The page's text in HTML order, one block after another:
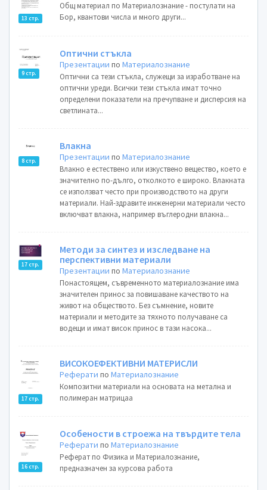
13 стр.
Общ материал по Материалознание - постулати на
Бор, квантови числа и много други...
9 стр.
Оптични стъкла
Презентации поМатериалознание
Оптични са тези стъкла, служещи за изработване на
оптични уреди. Всички тези стъкла имат точно
определени показатели на пречупване и дисперсия на
светлината...
8 стр.
Влакна
Презентации поМатериалознание
Влакно е естествено или изкуствено вещество, което е
значително по-дълго, отколкото е широко. Влакната
се използват често при производството на други
материали. Най-здравите инженерни материали често
включват влакна, например въглеродни влакна...
17 стр.
Методи за синтез и изследване на
перспективни материали
Презентации поМатериалознание
Понастоящем, съвременното материалознание има
значителен принос за повишаване качеството на
живот на обществото. Без съмнение, новите
материали и методите за тяхното получаване са
водещи и имат висок принос в тази насока...
17 стр.
ВИСОКОЕФЕКТИВНИ МАТЕРИСЛИ
Реферати поМатериалознание
Композитни материали на основата на метална и
полимеран матрицаа
16 стр.
Особености в строежа на твърдите тела
Реферати поМатериалознание
Реферат по Физика и Материалознание,
предназначен за курсова работа